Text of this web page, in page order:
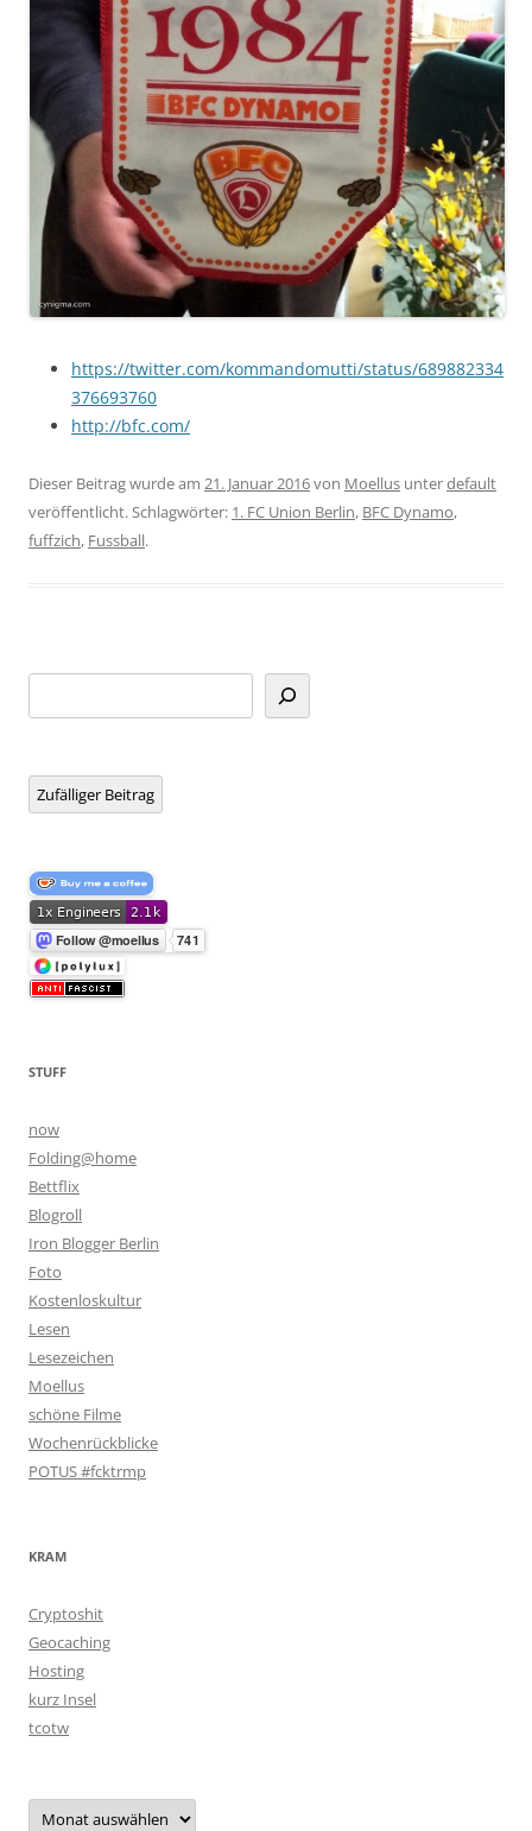
https://twitter.com/kommandomutti/status/689882334
376693760
http://bfc.com/
Dieser Beitrag wurde am 21. Januar 2016von Moellus unterdefault
veröffentlicht. Schlagwörter: 1. FC Union Berlin, BFC Dynamo,
fuffzich, Fussball.
Zufälliger Beitrag
STUFF
now
Folding@home
Bettflix
Blogroll
Iron Blogger Berlin
Foto
Kostenloskultur
Lesen
Lesezeichen
Moellus
schöne Filme
Wochenrückblicke
POTUS #fcktrmp
KRAM
Cryptoshit
Geocaching
Hosting
kurz Insel
tcotw
Archiv